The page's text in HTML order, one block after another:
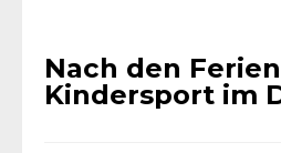
Nach den
Kindersport im